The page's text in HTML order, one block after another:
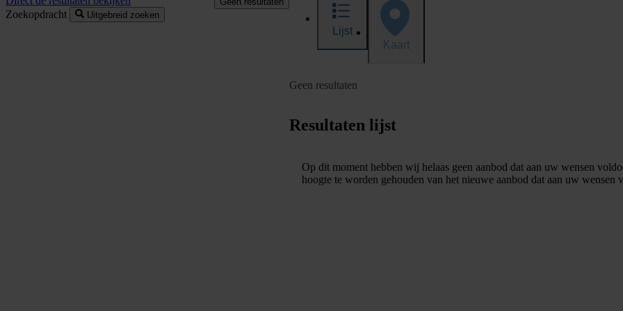
Zoekopdracht
Uitgebreid zoeken
Lijst
Kaart
Geen resultaten
Resultaten lijst
Op dit moment hebben wij helaas geen aanbod dat aan uw wensen
hoogte te worden gehouden van het nieuwe aanbod dat aan uw wensen